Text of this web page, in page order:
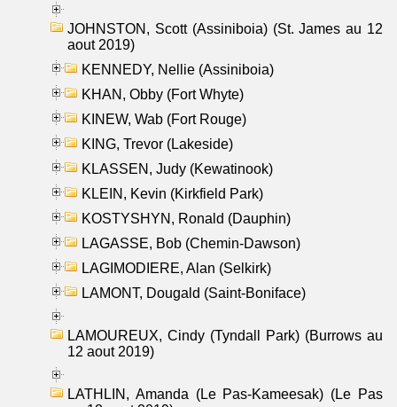
JOHNSTON, Scott (Assiniboia) (St. James au 12
aout 2019)
KENNEDY, Nellie (Assiniboia)
KHAN, Obby (Fort Whyte)
KINEW, Wab (Fort Rouge)
KING, Trevor (Lakeside)
KLASSEN, Judy (Kewatinook)
KLEIN, Kevin (Kirkfield Park)
KOSTYSHYN, Ronald (Dauphin)
LAGASSE, Bob (Chemin-Dawson)
LAGIMODIERE, Alan (Selkirk)
LAMONT, Dougald (Saint-Boniface)
LAMOUREUX, Cindy (Tyndall Park) (Burrows au
12 aout 2019)
LATHLIN, Amanda (Le Pas-Kameesak) (Le Pas